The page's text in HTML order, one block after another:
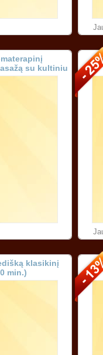
su kultiniu
90 min.)!
klasikinį
min.)